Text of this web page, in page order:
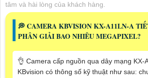
tâm và hài lòng của khách hàng.
️💭 CAMERA KBVISION KX-A11LN-A
PHÂN GIẢI BAO NHIÊU MEGAPIXEL?
👌 Camera cấp nguồn qua dây mạng KX-
KBvision có thông số kỹ thuật như sau: